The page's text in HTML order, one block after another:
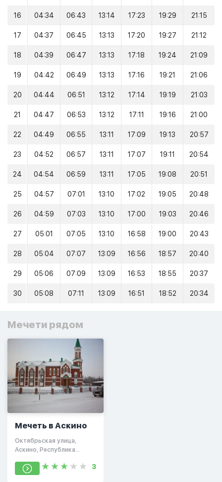
16 04:34 06:43 13:14 17:23 19:29 21:15
17 04:37 06:45 13:13 17:20 19:27 21:12
18 04:39 06:47 13:13 17:18 19:24 21:09
19 04:42 06:49 13:13 17:16 19:21 21:06
20 04:44 06:51 13:12 17:14 19:19 21:03
21 04:47 06:53 13:12 17:11 19:16 21:00
22 04:49 06:55 13:11 17:09 19:13 20:57
23 04:52 06:57 13:11 17:07 19:11 20:54
24 04:54 06:59 13:11 17:05 19:08 20:51
25 04:57 07:01 13:10 17:02 19:05 20:48
26 04:59 07:03 13:10 17:00 19:03 20:46
27 05:01 07:05 13:10 16:58 19:00 20:43
28 05:04 07:07 13:09 16:56 18:57 20:40
29 05:06 07:09 13:09 16:53 18:55 20:37
30 05:08 07:11 13:09 16:51 18:52 20:34
Мечети рядом
Мечеть в Аскино
Октябрьская улица,
Аскино, Республика
452880
3